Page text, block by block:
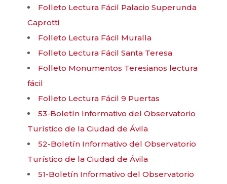
Folleto Lectura Fácil Palacio Superunda
Caprotti
Folleto Lectura Fácil Muralla
Folleto Lectura Fácil Santa Teresa
Folleto Monumentos Teresianos lectura
fácil
Folleto Lectura Fácil 9 Puertas
53-Boletín Informativo del Observatorio
Turístico de la Ciudad de Ávila
52-Boletín Informativo del Observatorio
Turístico de la Ciudad de Ávila
51-Boletín Informativo del Observatorio